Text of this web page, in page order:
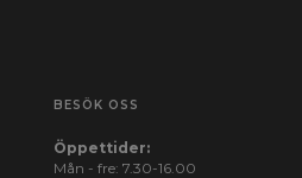
BESÖK OSS
Öppettider:
Mån - fre: 7.30-16.00